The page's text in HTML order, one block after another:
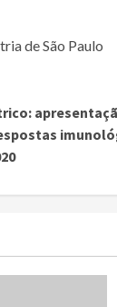
de São Paulo